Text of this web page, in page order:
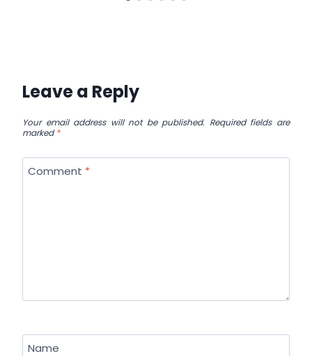
Leave a Reply
Your email address will not be published. Required fields are
marked*
Comment *
Name